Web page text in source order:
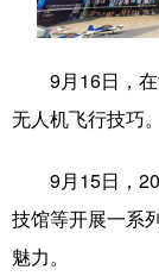
9月16日，在
无人机飞行技巧。
9月15日，
技馆等开展一系
魅力。